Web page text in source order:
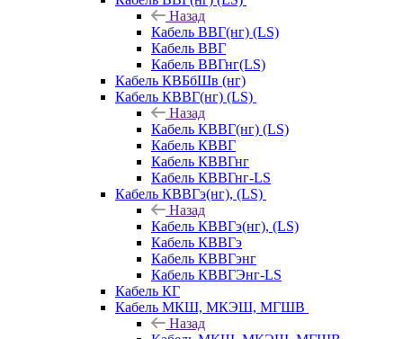
Назад
Кабель ВВГ(нг) (LS)
Кабель ВВГ
Кабель ВВГнг(LS)
Кабель КВБбШв (нг)
Кабель КВВГ(нг) (LS)
Назад
Кабель КВВГ(нг) (LS)
Кабель КВВГ
Кабель КВВГнг
Кабель КВВГнг-LS
Кабель КВВГэ(нг), (LS)
Назад
Кабель КВВГэ(нг), (LS)
Кабель КВВГэ
Кабель КВВГэнг
Кабель КВВГЭнг-LS
Кабель КГ
Кабель МКШ, МКЭШ, МГШВ
Назад